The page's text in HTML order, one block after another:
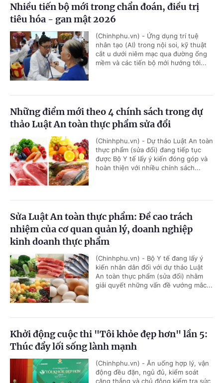
Nhiều tiến bộ mới trong chẩn đoán, điều trị
tiêu hóa - gan mật 2026
(Chinhphu.vn) - Ứng dụng trí tuệ
nhân tạo (AI) trong nội soi, kỹ thuật
cắt u dưới niêm mạc qua đường ống
mềm và các tiến bộ mới hướng tới...
Những điểm mới theo 4 chính sách trong dự
thảo Luật An toàn thực phẩm sửa đổi
(Chinhphu.vn) - Dự thảo Luật An toàn
thực phẩm (sửa đổi) đang tiếp tục
được Bộ Y tế lấy ý kiến đóng góp và
hoàn thiện với nhiều chính sách...
Sửa Luật An toàn thực phẩm: Đề cao trách
nhiệm của cơ quan quản lý, doanh nghiệp
kinh doanh thực phẩm
(Chinhphu.vn) - Bộ Y tế đang lấy ý
kiến nhân dân đối với dự thảo Luật
An toàn thực phẩm (sửa đổi) nhằm
giải quyết những vấn đề vướng mắc...
Khởi động cuộc thi "Tôi khỏe đẹp hơn" lần 5:
Thúc đẩy lối sống lành mạnh
(Chinhphu.vn) - Ăn uống hợp lý, vận
động đều đặn, ngủ đủ, kiểm soát
căng thẳng và chủ động kiểm tra sức